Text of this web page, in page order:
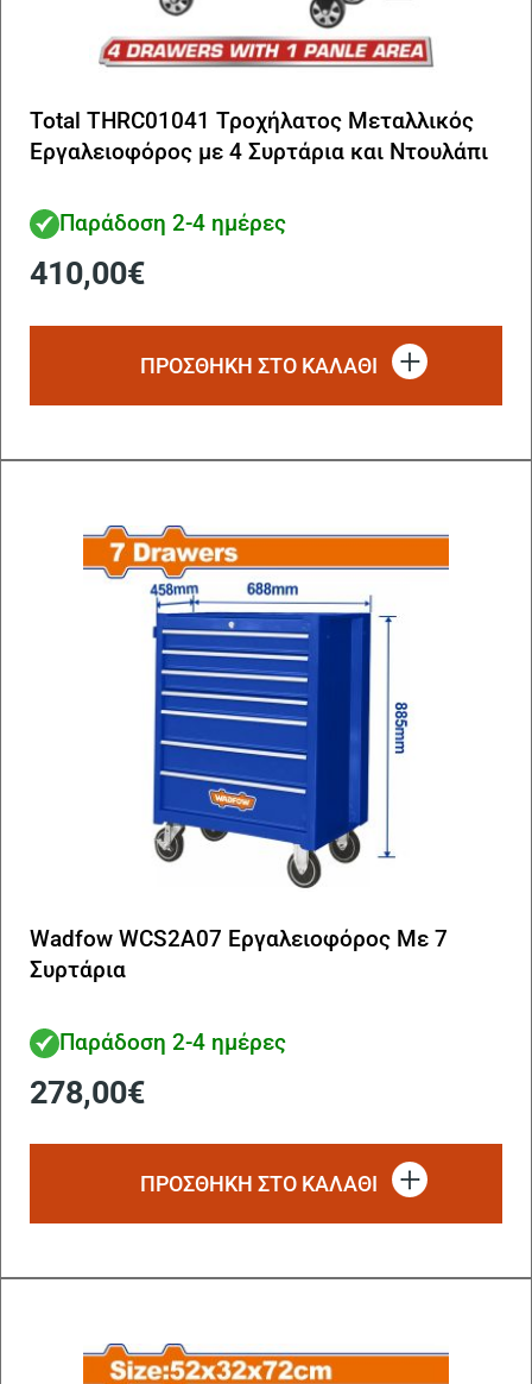
Total THRC01041 Τροχήλατος Μεταλλικός
Εργαλειοφόρος με 4 Συρτάρια και Ντουλάπι
Παράδοση 2-4 ημέρες
410,00€
ΠΡΟΣΘΗΚΗ ΣΤΟ ΚΑΛΑΘΙ
Wadfow WCS2A07 Εργαλειοφόρος Με 7
Συρτάρια
Παράδοση 2-4 ημέρες
278,00€
ΠΡΟΣΘΗΚΗ ΣΤΟ ΚΑΛΑΘΙ